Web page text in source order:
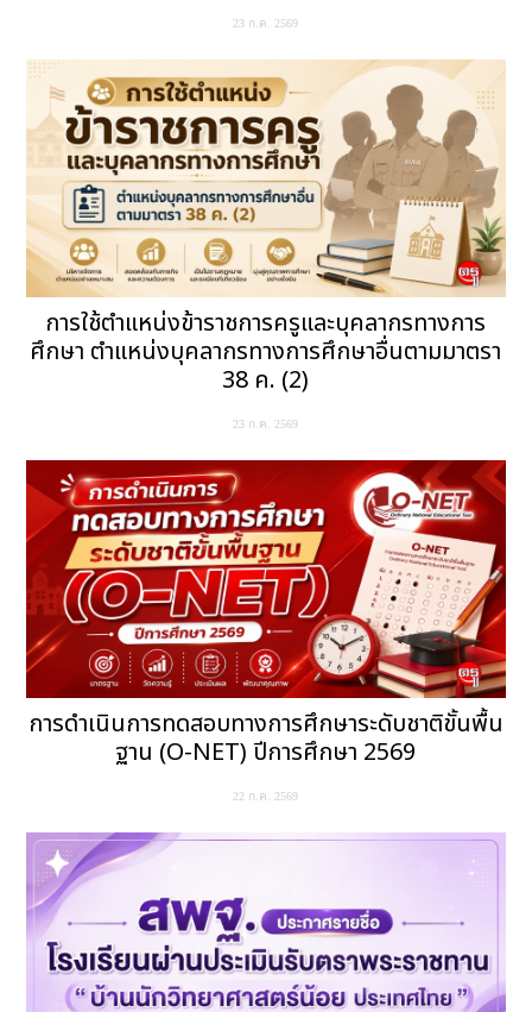
23 ก.ค. 2569
การใช้ตำแหน่งข้าราชการครูและบุคลากรทางการ
ศึกษา ตำแหน่งบุคลากรทางการศึกษาอื่นตามมาตรา
38 ค. (2)
23 ก.ค. 2569
การดำเนินการทดสอบทางการศึกษาระดับชาติขั้นพื้น
ฐาน (O-NET) ปีการศึกษา 2569
22 ก.ค. 2569